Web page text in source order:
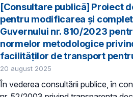
[Consultare publică] Proiect
pentru modificarea și
Guvernului nr. 810/2023
normelor metodologice
facilităților de transport
20 august 2025
În vederea consultării publice, în